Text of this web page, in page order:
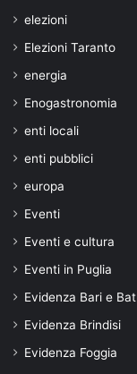
elezioni
Elezioni Taranto
energia
Enogastronomia
enti locali
enti pubblici
europa
Eventi
Eventi e cultura
Eventi in Puglia
Evidenza Bari e Bat
Evidenza Brindisi
Evidenza Foggia